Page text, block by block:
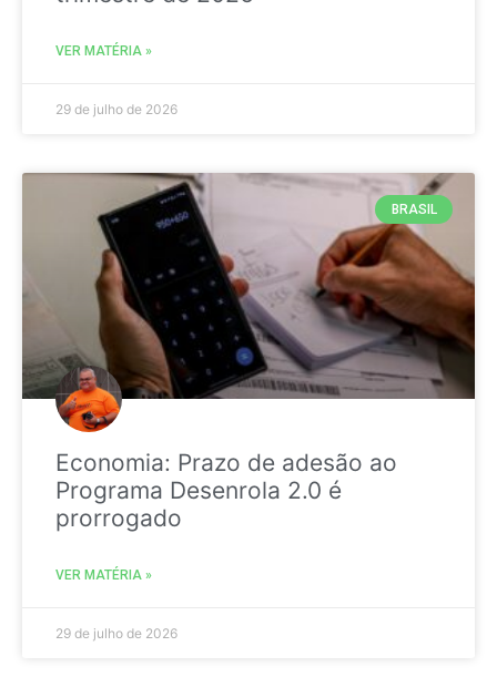
VER MATÉRIA »
29 de julho de 2026
BRASIL
Economia: Prazo de adesão ao
Programa Desenrola 2.0 é
prorrogado
VER MATÉRIA »
29 de julho de 2026